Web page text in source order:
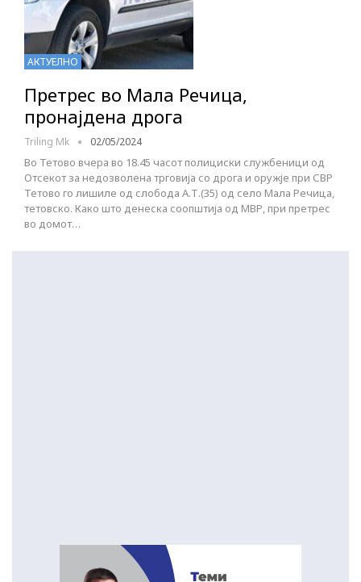
АКТУЕЛНО
Претрес во Мала Речица,
пронајдена дрога
Triling Mk 02/05/2024
Во Тетово вчера во 18.45 часот полициски службеници од
Отсекот за недозволена трговија со дрога и оружје при СВР
Тетово го лишиле од слобода А.Т.(35) од село Мала Речица,
тетовско. Како што денеска соопштија од МВР, при претрес
во домот…